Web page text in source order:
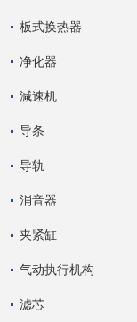
板式换热器
净化器
減速机
导条
导轨
消音器
夹紧缸
气动执行机构
滤芯